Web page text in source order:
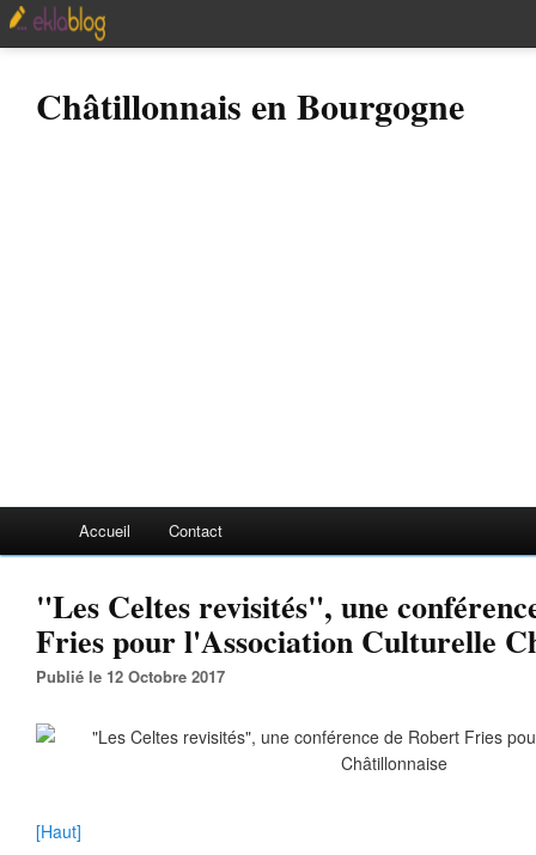
Châtillonnais en Bourgogne
Accueil Contact
"Les Celtes revisités", une
Fries pour l'Association Culturelle
Publié le 12 Octobre 2017
[Haut]